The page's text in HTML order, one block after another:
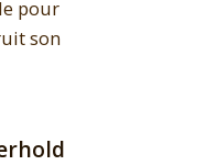
pour
son